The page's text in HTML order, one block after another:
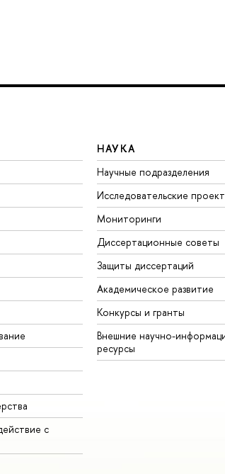
с
НАУКА
Научные подразделения
Исследовательские
Мониторинги
Диссертационные советы
Защиты диссертаций
Академическое развитие
Конкурсы и гранты
Внешние научно-
ресурсы